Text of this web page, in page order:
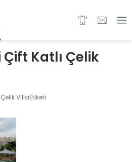
Çift Katlı Çelik
VillaEtiketi